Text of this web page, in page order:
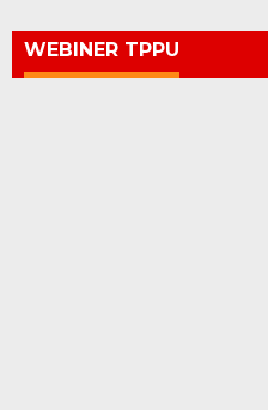
WEBINER TPPU